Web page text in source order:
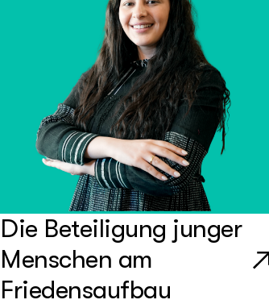
Die Beteiligung junger
Menschen am
Friedensaufbau